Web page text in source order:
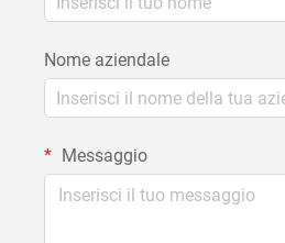
Nome aziendale
Messaggio